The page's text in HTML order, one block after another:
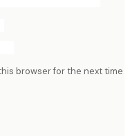
browser for the next time